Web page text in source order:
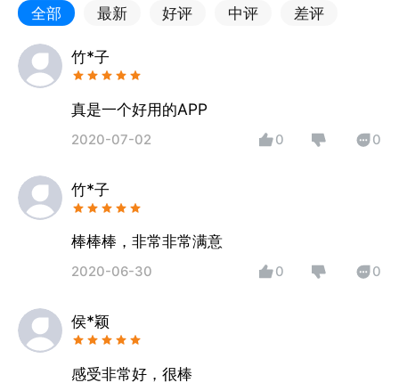
全部 最新 好评 中评 差评
竹*子
真是一个好用的APP
2020-07-02 0 0
竹*子
棒棒棒，非常非常满意
2020-06-30 0 0
侯*颖
感受非常好，很棒